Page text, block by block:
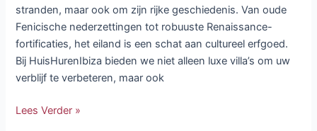
stranden, maar ook om zijn rijke geschiedenis. Van oude
Fenicische nederzettingen tot robuuste Renaissance-
fortificaties, het eiland is een schat aan cultureel erfgoed.
Bij HuisHurenIbiza bieden we niet alleen luxe villa’s om uw
verblijf te verbeteren, maar ook
Lees Verder »